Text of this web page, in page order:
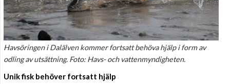
Havsöringen i Dalälven kommer fortsatt behöva hjälp i form av
odling av utsättning. Foto: Havs- och vattenmyndigheten.
Unik fisk behöver fortsatt hjälp